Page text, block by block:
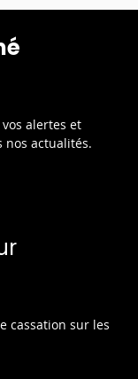
alertes et
nos actualités.
cassation sur les